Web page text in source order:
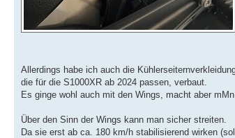
Allerdings habe ich auch die
die für die S1000XR ab 2024 passen, verbaut.
Es ginge wohl auch mit den Wings, macht aber mMn
Über den Sinn der Wings kann man sicher streiten.
Da sie erst ab ca. 180 km/h stabilisierend wirken